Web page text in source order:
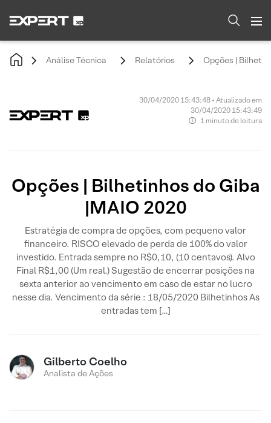
Análise Técnica Relatórios Opções |
30/04/2020 15:43:48 • Atualizado em
30/04/2020 15:43:49
1 minuto de leitura
Opções | Bilhetinhos do Giba
|MAIO 2020
Estratégia de compra de opções, com pequeno valor
financeiro. RISCO elevado de perda de 100% do valor
investido. Entrada sempre no R$0,10, (10 centavos). Alvo
Final R$1,00 (Um real.) Sugestão de encerrar posições na
sexta anterior ao vencimento em caso de estar no lucro
nesse dia. Vencimento da série : 18/05/2020 Bilhetinhos As
entradas tem […]
Gilberto Coelho
Analista de Ações